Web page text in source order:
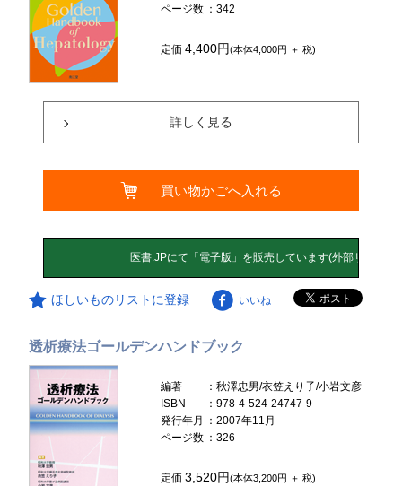
ページ数 ：342
定価4,400円(本体4,000円 ＋ 税)
詳しく見る
買い物かごへ入れる
ほしいものリストに登録 いいね
透析療法ゴールデンハンドブック
編著
：秋澤忠男/衣笠えり子/小岩文彦
ISBN
：978-4-524-24747-9
発行年月
：2007年11月
ページ数 ：326
定価3,520円(本体3,200円 ＋ 税)